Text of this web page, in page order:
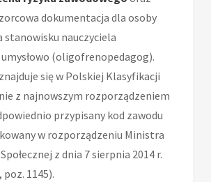
dokumentacja dla osoby
stanowisku nauczyciela
(oligofrenopedagog).
się w Polskiej Klasyfikacji
z najnowszym rozporządzeniem
przypisany kod zawodu
w rozporządzeniu Ministra
z dnia 7 sierpnia 2014 r.
poz. 1145).